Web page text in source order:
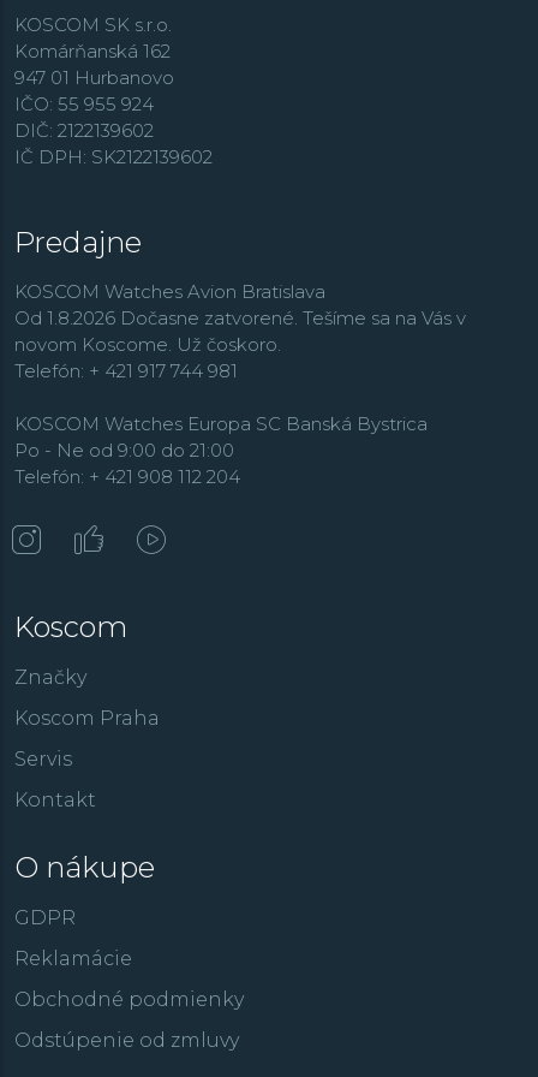
KOSCOM SK s.r.o.
Komárňanská 162
947 01 Hurbanovo
IČO: 55 955 924
DIČ: 2122139602
IČ DPH: SK2122139602
Predajne
KOSCOM Watches Avion Bratislava
Od 1.8.2026 Dočasne zatvorené. Tešíme sa na Vás v
novom Koscome. Už čoskoro.
Telefón: + 421 917 744 981
KOSCOM Watches Europa SC Banská Bystrica
Po - Ne od 9:00 do 21:00
Telefón: + 421 908 112 204
Koscom
Značky
Koscom Praha
Servis
Kontakt
O nákupe
GDPR
Reklamácie
Obchodné podmienky
Odstúpenie od zmluvy